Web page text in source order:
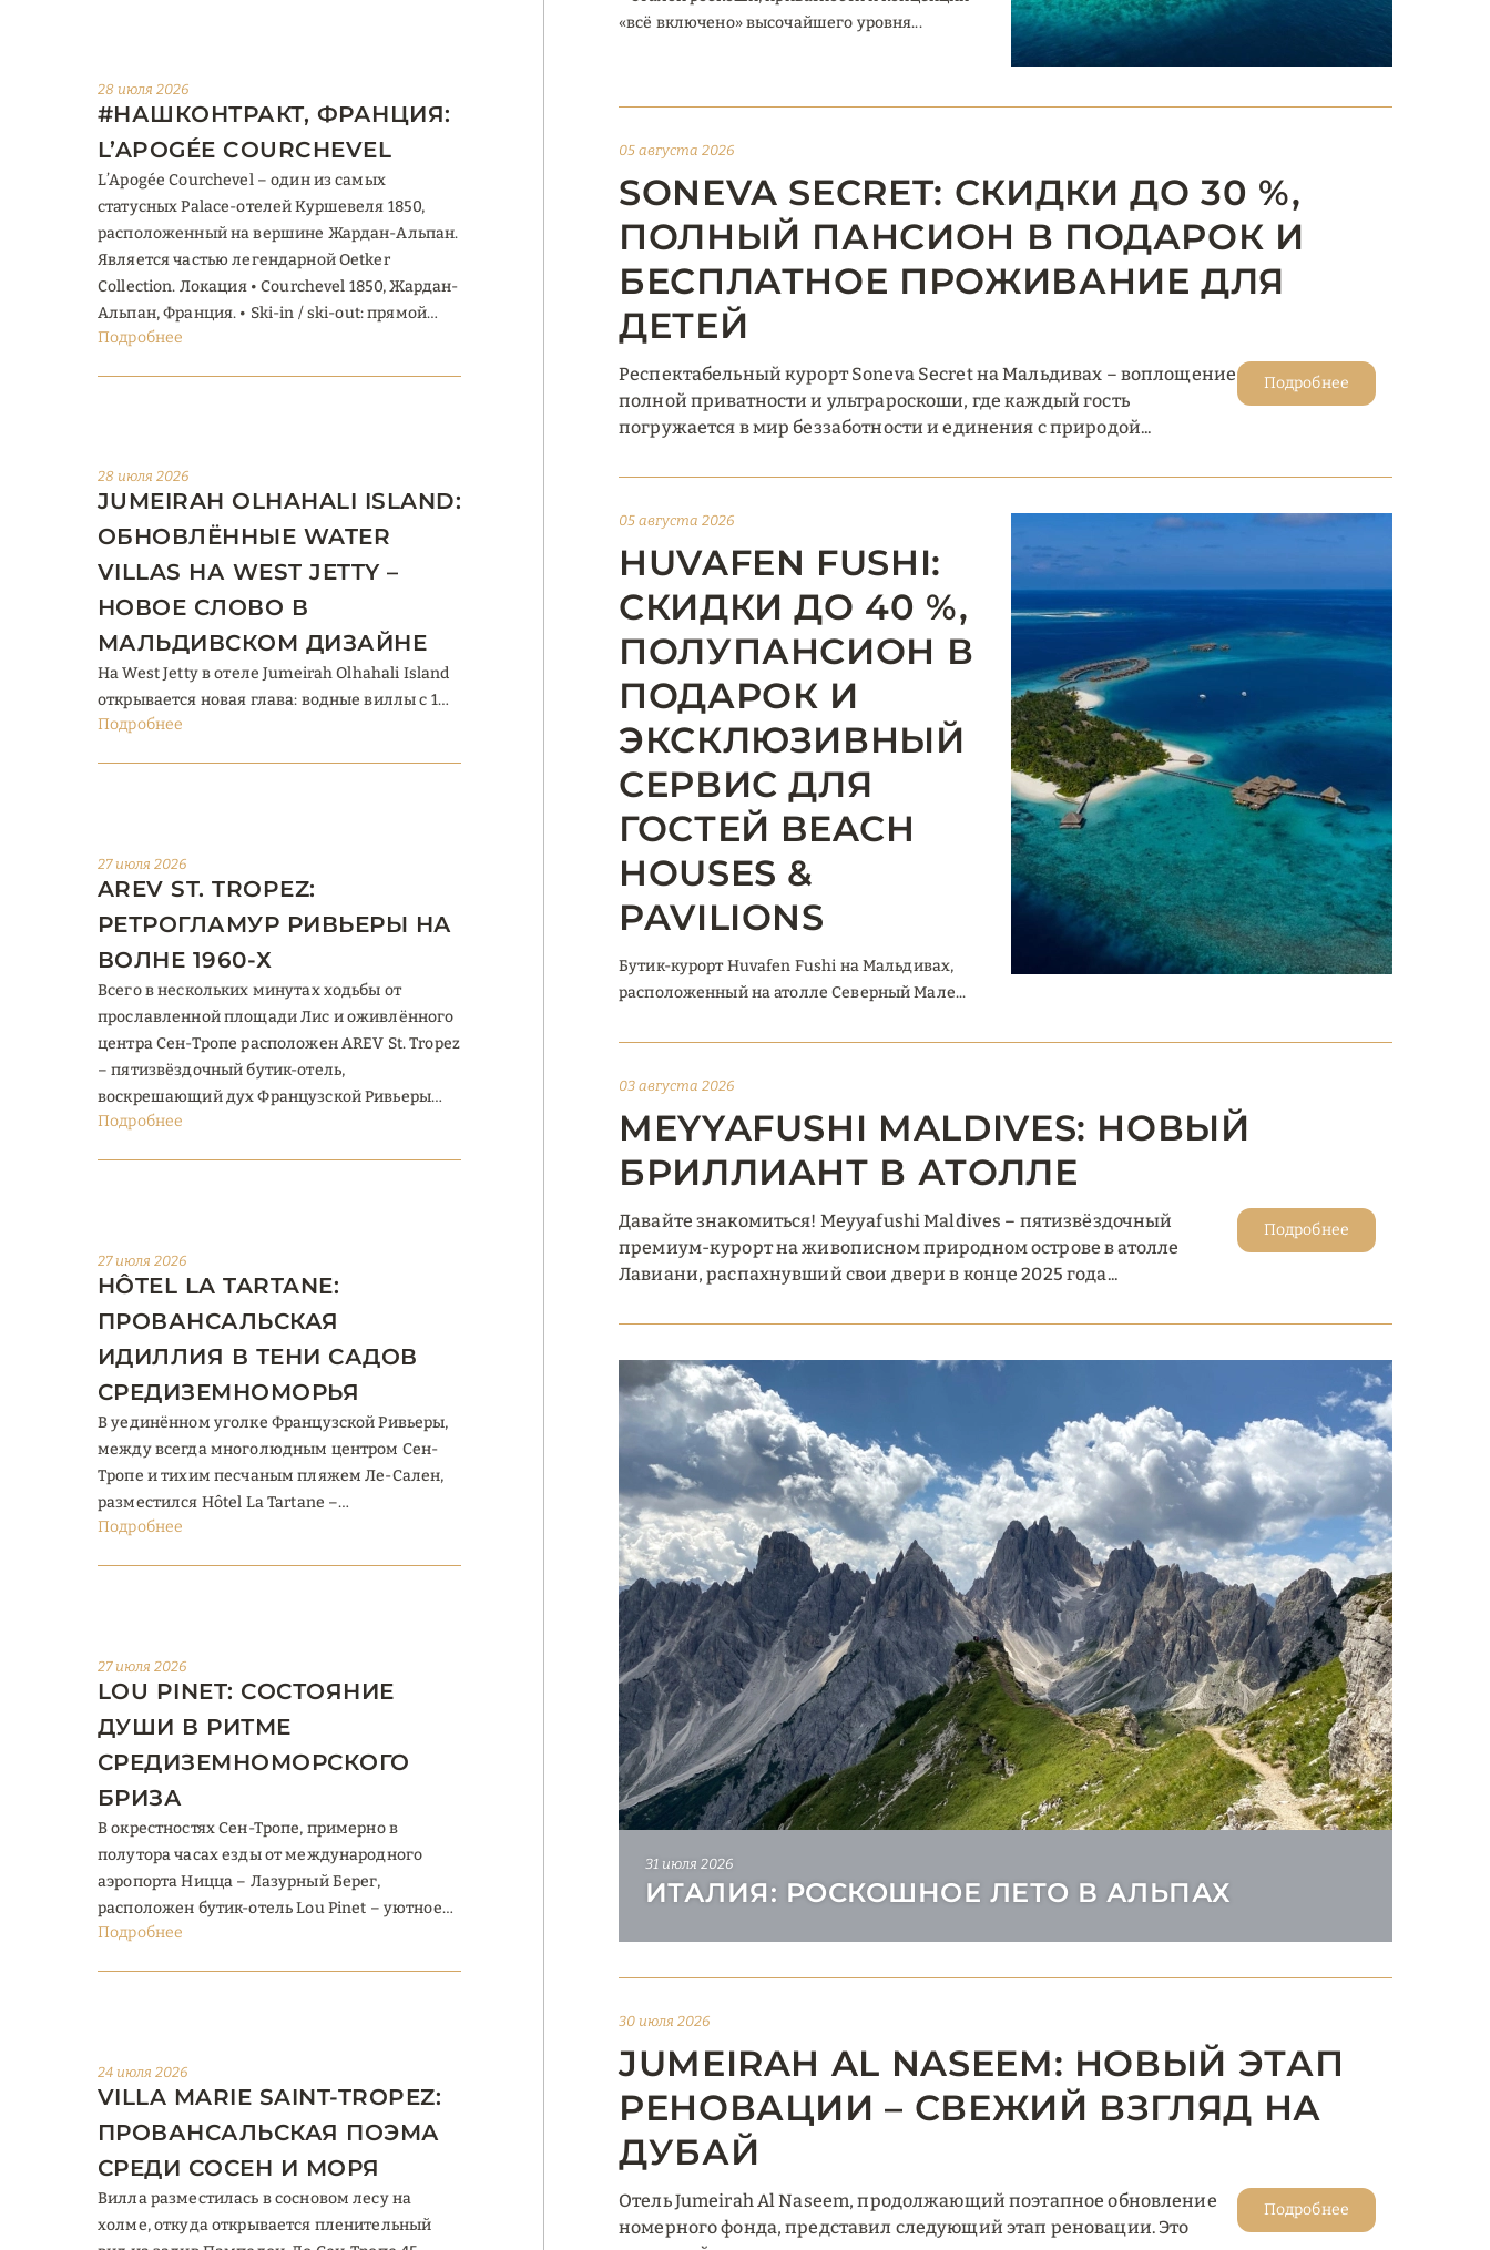
Homes. 1. Summer Offer 2026: • Скидка 20 % на
проживание (номера, люксы, Villa One) до 30
сентября 2026 года. • Полупансион ...
28 июля 2026
#НАШКОНТРАКТ, ФРАНЦИЯ:
L’APOGÉE COURCHEVEL
L’Apogée Courchevel – один из самых
статусных Palace-отелей Куршевеля 1850,
расположенный на вершине Жардан-Альпан.
Является частью легендарной Oetker
Collection. Локация • Courchevel 1850, Жардан-
Альпан, Франция. • Ski-in / ski-out: прямой
выход на трассы. • Панорамные виды на
Подробнее
28 июля 2026
JUMEIRAH OLHAHALI ISLAND:
ОБНОВЛЁННЫЕ WATER
VILLAS НА WEST JETTY –
НОВОЕ СЛОВО В
МАЛЬДИВСКОМ ДИЗАЙНЕ
На West Jetty в отеле Jumeirah Olhahali Island
открывается новая глава: водные виллы с 1
спальней категорий Ocean, Lagoon и Grand
концепции сделали ставку на свет, воздух и
детали – и это читается с первого взгляда.
Что изменилось ...
Подробнее
27 июля 2026
AREV ST. TROPEZ:
РЕТРОГЛАМУР РИВЬЕРЫ НА
ВОЛНЕ 1960-Х
Всего в нескольких минутах ходьбы от
прославленной площади Лис и оживлённого
центра Сен-Тропе расположен AREV St. Tropez
– пятизвёздочный бутик-отель,
воскрешающий дух Французской Ривьеры
золотой эпохи 1960-х. Здесь смелость
настоящему свободным. Дизайнер Луис
Бустаманте оформил ...
Подробнее
27 июля 2026
HÔTEL LA TARTANE:
ПРОВАНСАЛЬСКАЯ
ИДИЛЛИЯ В ТЕНИ САДОВ
СРЕДИЗЕМНОМОРЬЯ
В уединённом уголке Французской Ривьеры,
между всегда многолюдным центром Сен-
Тропе и тихим песчаным пляжем Ле-Сален,
разместился Hôtel La Tartane –
пятизвёздочный бутик-отель, похожий на
творца XX века: Пабло, Эрнест, Габриэль… И
это не случайно: искусство ...
Подробнее
27 июля 2026
LOU PINET: СОСТОЯНИЕ
ДУШИ В РИТМЕ
СРЕДИЗЕМНОМОРСКОГО
БРИЗА
В окрестностях Сен-Тропе, примерно в
полутора часах езды от международного
аэропорта Ницца – Лазурный Берег,
расположен бутик-отель Lou Pinet – уютное
гнёздышко, где курортная беззаботность
предпочитает передвигаться на транспорте,
отель предлагает регулярный ...
Подробнее
24 июля 2026
VILLA MARIE SAINT‑TROPEZ:
ПРОВАНСАЛЬСКАЯ ПОЭМА
СРЕДИ СОСЕН И МОРЯ
Вилла разместилась в сосновом лесу на
холме, откуда открывается пленительный
«всё включено» высочайшего уровня...
05 августа 2026
SONEVA SECRET: СКИДКИ ДО 30 %,
ПОЛНЫЙ ПАНСИОН В ПОДАРОК И
БЕСПЛАТНОЕ ПРОЖИВАНИЕ ДЛЯ
ДЕТЕЙ
Респектабельный курорт Soneva Secret на Мальдивах – воплощение
полной приватности и ультрароскоши, где каждый гость
погружается в мир беззаботности и единения с природой...
Подробнее
05 августа 2026
HUVAFEN FUSHI:
СКИДКИ ДО 40 %,
ПОЛУПАНСИОН В
ПОДАРОК И
ЭКСКЛЮЗИВНЫЙ
СЕРВИС ДЛЯ
ГОСТЕЙ BEACH
HOUSES &
PAVILIONS
Бутик-курорт Huvafen Fushi на Мальдивах,
расположенный на атолле Северный Мале...
03 августа 2026
MEYYAFUSHI MALDIVES: НОВЫЙ
БРИЛЛИАНТ В АТОЛЛЕ
Давайте знакомиться! Meyyafushi Maldives – пятизвёздочный
премиум-курорт на живописном природном острове в атолле
Лавиани, распахнувший свои двери в конце 2025 года...
Подробнее
31 июля 2026
ИТАЛИЯ: РОСКОШНОЕ ЛЕТО В АЛЬПАХ
30 июля 2026
JUMEIRAH AL NASEEM: НОВЫЙ ЭТАП
РЕНОВАЦИИ – СВЕЖИЙ ВЗГЛЯД НА
ДУБАЙ
Отель Jumeirah Al Naseem, продолжающий поэтапное обновление
номерного фонда, представил следующий этап реновации. Это
Подробнее